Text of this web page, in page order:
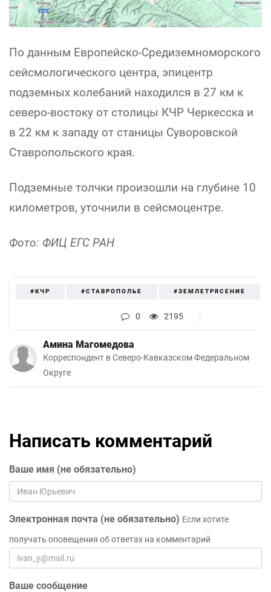
По данным Европейско-Средиземноморского
сейсмологического центра, эпицентр
подземных колебаний находился в 27 км к
северо-востоку от столицы КЧР Черкесска и
в 22 км к западу от станицы Суворовской
Ставропольского края.
Подземные толчки произошли на глубине 10
километров, уточнили в сейсмоцентре.
Фото: ФИЦ ЕГС РАН
#КЧР #СТАВРОПОЛЬЕ #ЗЕМЛЕТРЯСЕНИЕ
0 2195
Амина Магомедова
Корреспондент в Северо-Кавказском Федеральном
Округе
Написать комментарий
Ваше имя (не обязательно)
Электронная почта (не обязательно) Если хотите
получать оповещения об ответах на комментарий
Ваше сообщение